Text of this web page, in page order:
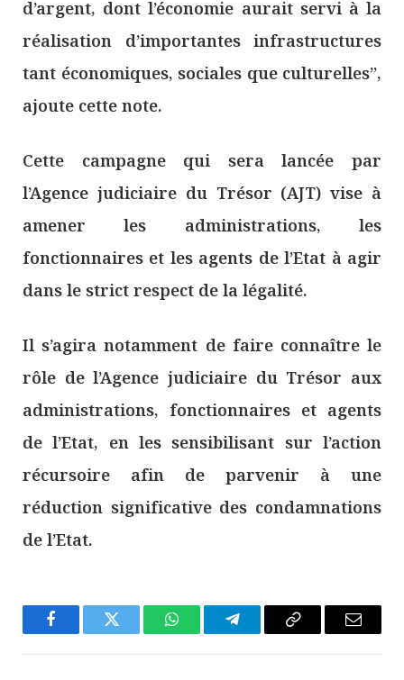
d’argent, dont l’économie aurait servi à la
réalisation d’importantes infrastructures
tant économiques, sociales que culturelles’’,
ajoute cette note.
Cette campagne qui sera lancée par
l’Agence judiciaire du Trésor (AJT) vise à
amener les administrations, les
fonctionnaires et les agents de l’Etat à agir
dans le strict respect de la légalité.
Il s’agira notamment de faire connaître le
rôle de l’Agence judiciaire du Trésor aux
administrations, fonctionnaires et agents
de l’Etat, en les sensibilisant sur l’action
récursoire afin de parvenir à une
réduction significative des condamnations
de l’Etat.
FacebookTwitter WhatsAppTélégrammeCopier
E-